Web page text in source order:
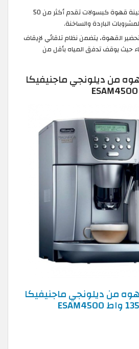
أفضل مكينة قهوة كبسولات تقدم أكثر من 50
الباردة والساخنة.
القهوة، يتضمن نظام تلقائي لإيقاف
حيث يوقف تدفق المياه بأقل من
من ديلونجي ماجنيفيكا
من ديلونجي ماجنيفيكا